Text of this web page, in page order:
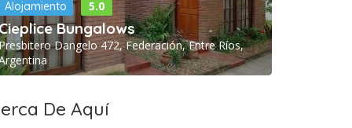
Alojamiento 5.0
Bungalows
Dangelo 472, Federación, Entre Ríos,
De Aquí